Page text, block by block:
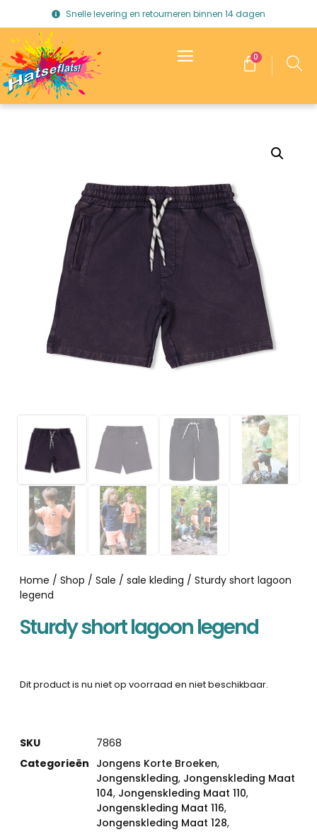
Snelle levering en retourneren binnen 14 dagen
0
Home / Shop / Sale / sale kleding / Sturdy short lagoon
legend
Sturdy short lagoon legend
Dit product is nu niet op voorraad en niet beschikbaar.
SKU
7868
Categorieën Jongens Korte Broeken,
Jongenskleding, Jongenskleding Maat
104, Jongenskleding Maat 110,
Jongenskleding Maat 116,
Jongenskleding Maat 128,